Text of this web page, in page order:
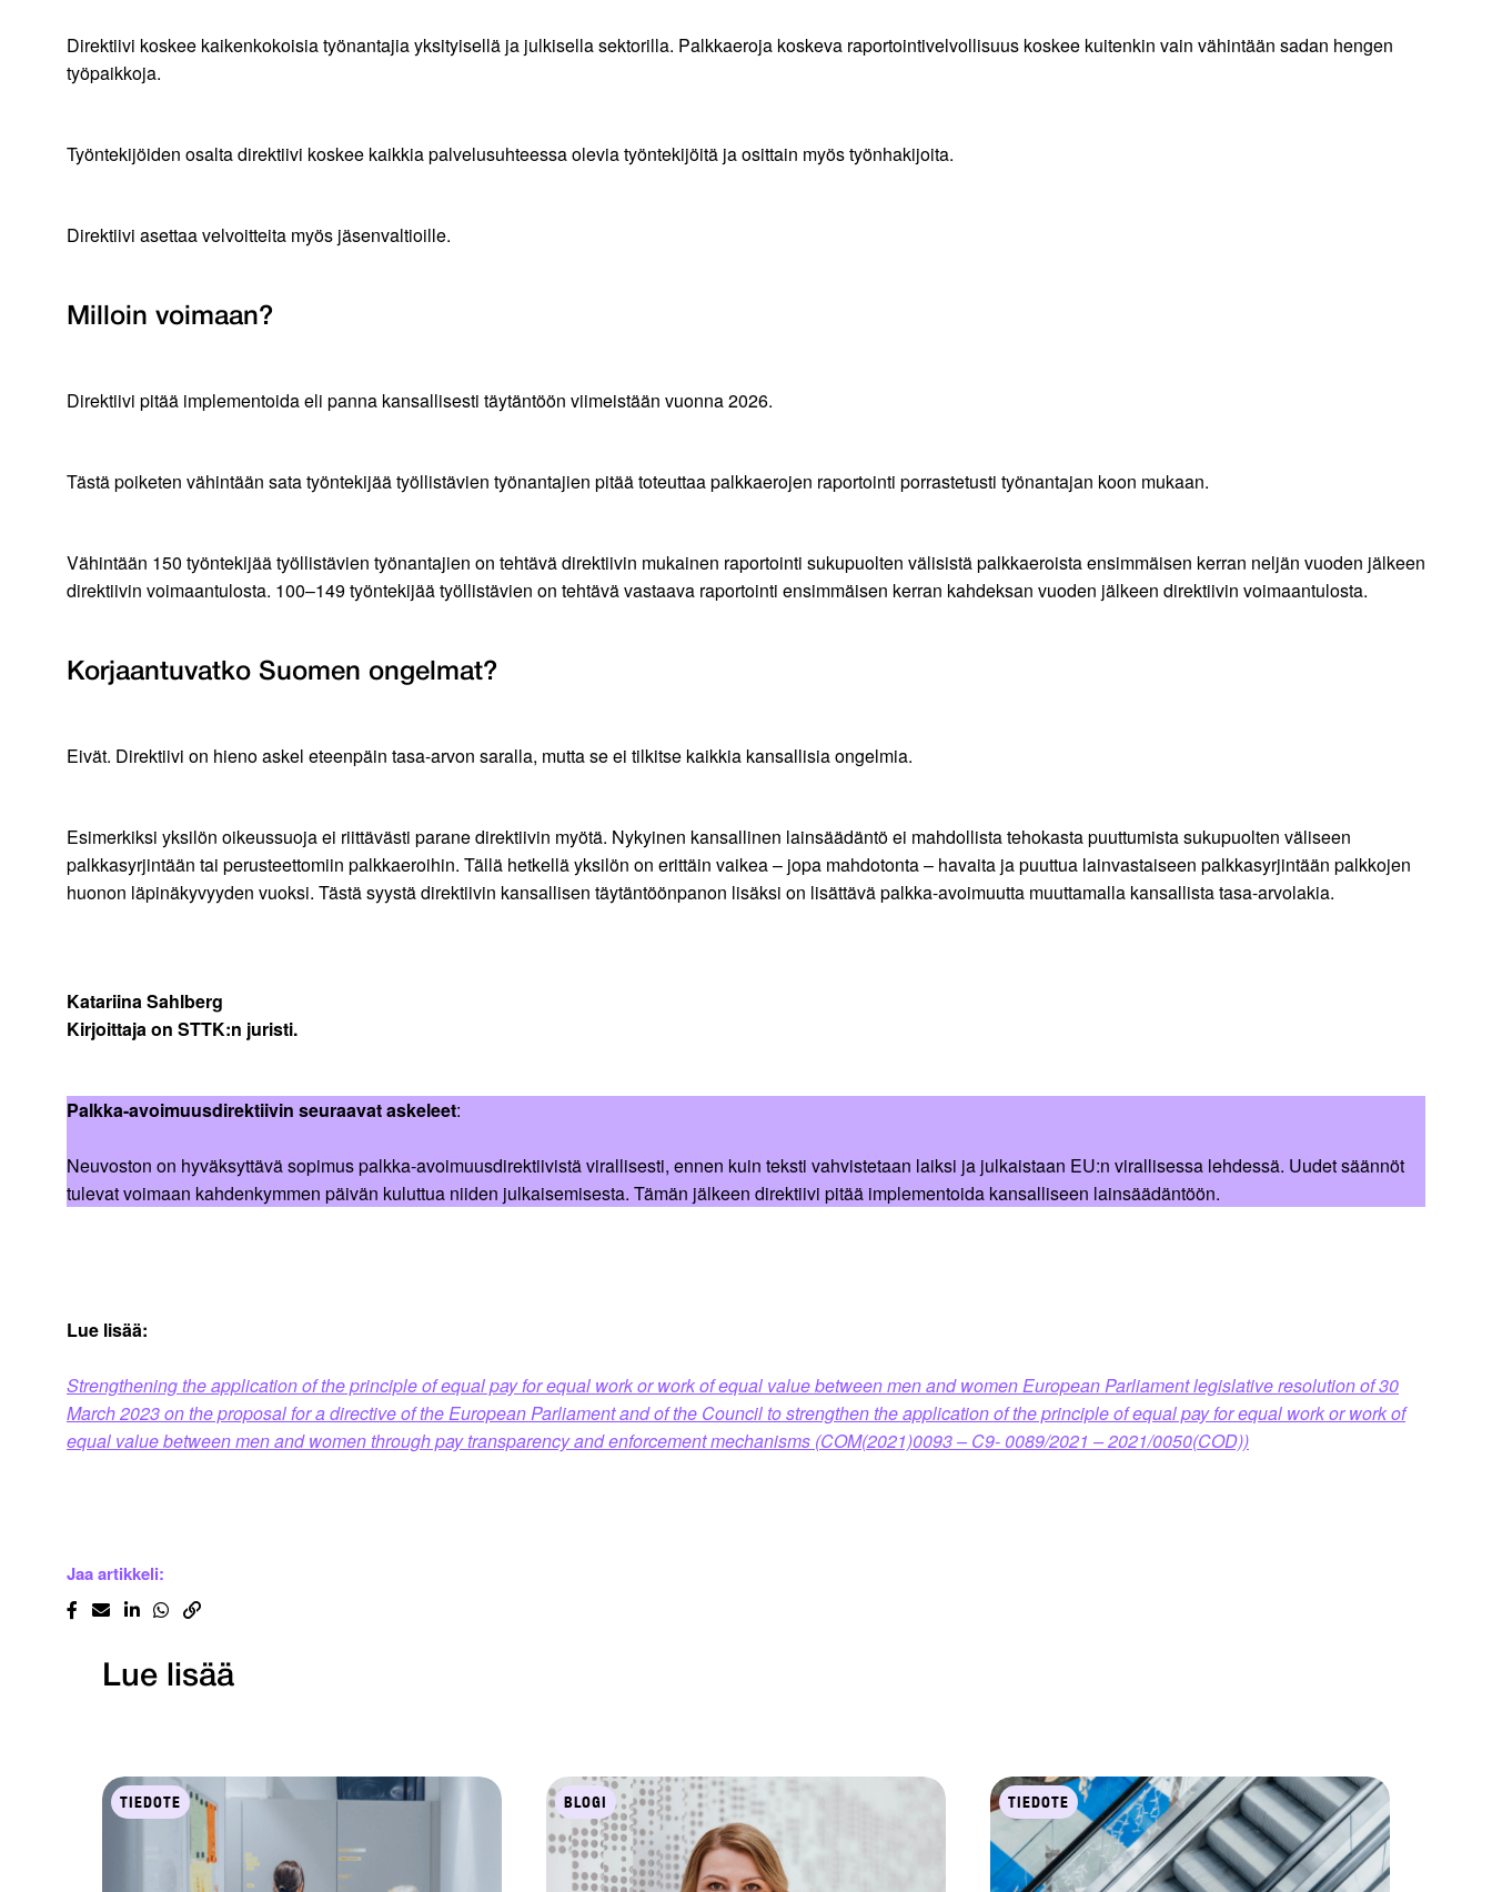
Direktiivi koskee kaikenkokoisia työnantajia yksityisellä ja julkisella sektorilla. Palkkaeroja koskeva raportointivelvollisuus koskee kuitenkin vain vähintään sadan hengen
työpaikkoja.
Työntekijöiden osalta direktiivi koskee kaikkia palvelusuhteessa olevia työntekijöitä ja osittain myös työnhakijoita.
Direktiivi asettaa velvoitteita myös jäsenvaltioille.
Milloin voimaan?
Direktiivi pitää implementoida eli panna kansallisesti täytäntöön viimeistään vuonna 2026.
Tästä poiketen vähintään sata työntekijää työllistävien työnantajien pitää toteuttaa palkkaerojen raportointi porrastetusti työnantajan koon mukaan.
Vähintään 150 työntekijää työllistävien työnantajien on tehtävä direktiivin mukainen raportointi sukupuolten välisistä palkkaeroista ensimmäisen kerran neljän vuoden jälkeen
direktiivin voimaantulosta. 100–149 työntekijää työllistävien on tehtävä vastaava raportointi ensimmäisen kerran kahdeksan vuoden jälkeen direktiivin voimaantulosta.
Korjaantuvatko Suomen ongelmat?
Eivät. Direktiivi on hieno askel eteenpäin tasa-arvon saralla, mutta se ei tilkitse kaikkia kansallisia ongelmia.
Esimerkiksi yksilön oikeussuoja ei riittävästi parane direktiivin myötä. Nykyinen kansallinen lainsäädäntö ei mahdollista tehokasta puuttumista sukupuolten väliseen
palkkasyrjintään tai perusteettomiin palkkaeroihin. Tällä hetkellä yksilön on erittäin vaikea – jopa mahdotonta – havaita ja puuttua lainvastaiseen palkkasyrjintään palkkojen
huonon läpinäkyvyyden vuoksi. Tästä syystä direktiivin kansallisen täytäntöönpanon lisäksi on lisättävä palkka-avoimuutta muuttamalla kansallista tasa-arvolakia.
Katariina Sahlberg
Kirjoittaja on STTK:n juristi.
Palkka-avoimuusdirektiivin seuraavat askeleet:
Neuvoston on hyväksyttävä sopimus palkka-avoimuusdirektiivistä virallisesti, ennen kuin teksti vahvistetaan laiksi ja julkaistaan EU:n virallisessa lehdessä. Uudet säännöt
tulevat voimaan kahdenkymmen päivän kuluttua niiden julkaisemisesta. Tämän jälkeen direktiivi pitää implementoida kansalliseen lainsäädäntöön.
Lue lisää:
Strengthening the application of the principle of equal pay for equal work or work of equal value between men and women European Parliament legislative resolution of 30
March 2023 on the proposal for a directive of the European Parliament and of the Council to strengthen the application of the principle of equal pay for equal work or work of
equal value between men and women through pay transparency and enforcement mechanisms (COM(2021)0093 – C9- 0089/2021 – 2021/0050(COD))
Jaa artikkeli:
Lue lisää
TIEDOTE BLOGI TIEDOTE